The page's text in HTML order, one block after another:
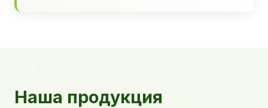
Наша продукция